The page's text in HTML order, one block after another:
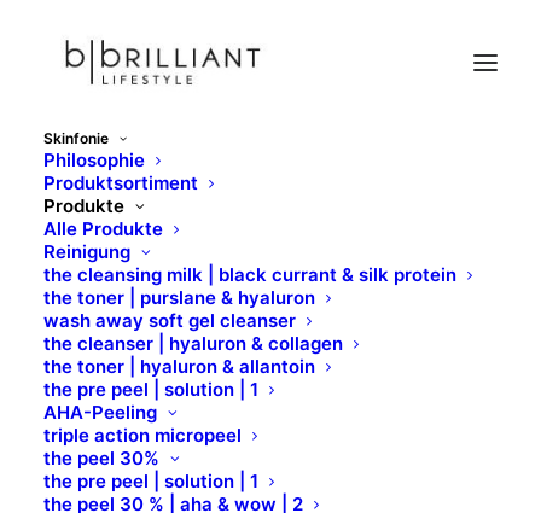
Skinfonie
Philosophie
Produktsortiment
Produkte
Alle Produkte
Reinigung
the cleansing milk | black currant & silk protein
the toner | purslane & hyaluron
wash away soft gel cleanser
the cleanser | hyaluron & collagen
the toner | hyaluron & allantoin
the pre peel | solution | 1
AHA-Peeling
triple action micropeel
the peel 30%
the pre peel | solution | 1
the peel 30 % | aha & wow | 2
the cream | ectoin & ferment oats
Home Skinfonie